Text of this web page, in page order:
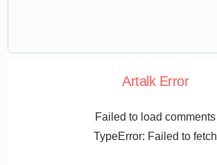
Artalk Error
Failed to load comments
TypeError: Failed to fetch